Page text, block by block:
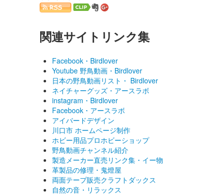
関連サイトリンク集
Facebook・Birdlover
Youtube 野鳥動画・Birdlover
日本の野鳥動画リスト・ Birdlover
ネイチャーグッズ・アースラボ
instagram・Birdlover
Facebook・アースラボ
アイバードデザイン
川口市 ホームページ制作
ホビー用品プロホビーショップ
野鳥動画チャンネル紹介
製造メーカー直売リンク集・イー物
革製品の修理・鬼燈屋
両面テープ販売クラフトダックス
自然の音・リラックス